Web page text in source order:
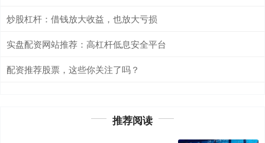
炒股杠杆：借钱放大收益，也放大亏损
实盘配资网站推荐：高杠杆低息安全平台
配资推荐股票，这些你关注了吗？
推荐阅读